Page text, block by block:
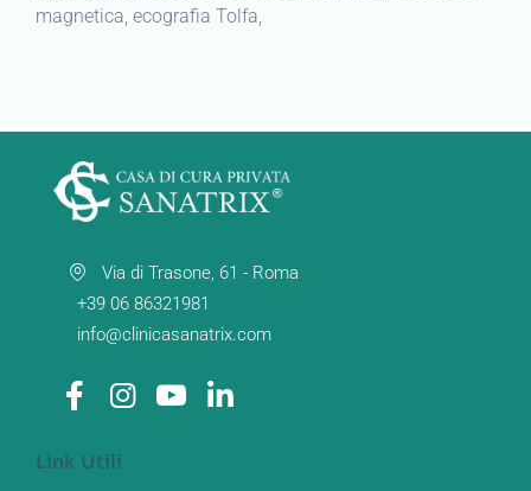
magnetica, ecografia Tolfa,
Via di Trasone, 61 - Roma
+39 06 86321981
info@clinicasanatrix.com
Link Utili